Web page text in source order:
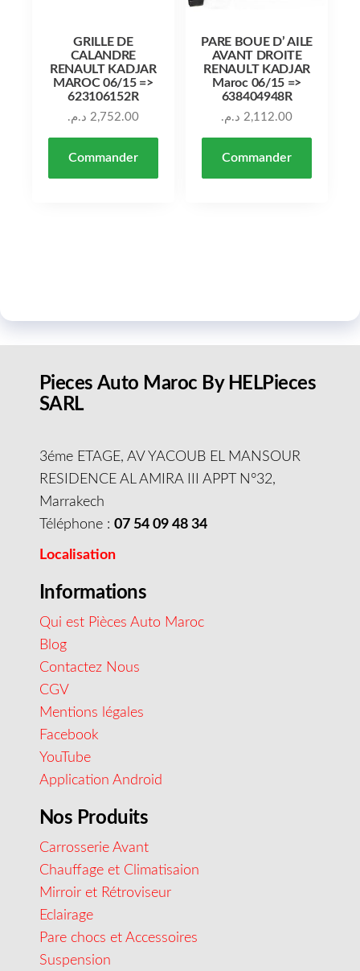
GRILLE DE
CALANDRE
RENAULT KADJAR
MAROC 06/15 =>
623106152R
2,752.00 د.م.
Commander
PARE BOUE D’ AILE
AVANT DROITE
RENAULT KADJAR
Maroc 06/15 =>
638404948R
2,112.00 د.م.
Commander
Pieces Auto Maroc By HELPieces
SARL
3éme ETAGE, AV YACOUB EL MANSOUR
RESIDENCE AL AMIRA III APPT N°32,
Marrakech
Téléphone : 07 54 09 48 34
Localisation
Informations
Qui est Pièces Auto Maroc
Blog
Contactez Nous
CGV
Mentions légales
Facebook
YouTube
Application Android
Nos Produits
Carrosserie Avant
Chauffage et Climatisaion
Mirroir et Rétroviseur
Eclairage
Pare chocs et Accessoires
Suspension